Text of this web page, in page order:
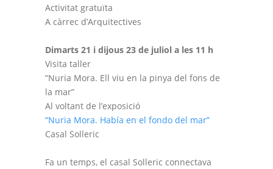
Activitat gratuïta
A càrrec d’Arquitectives
Dimarts 21 i dijous 23 de juliol a les 11 h
Visita taller
“Nuria Mora. Ell viu en la pinya del fons de
la mar”
Al voltant de l’exposició
“Nuria Mora. Había en el fondo del mar”
Casal Solleric
Fa un temps, el casal Solleric connectava